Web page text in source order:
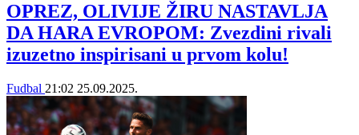
OPREZ, OLIVIJE ŽIRU NASTAVLJA
DA HARA EVROPOM: Zvezdini rivali
izuzetno inspirisani u prvom kolu!
Fudbal 21:02 25.09.2025.